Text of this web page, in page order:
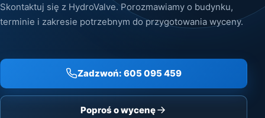
Skontaktuj się z HydroValve. Porozmawiamy o budynku,
terminie i zakresie potrzebnym do przygotowania wyceny.
Zadzwoń: 605 095 459
Poproś o wycenę